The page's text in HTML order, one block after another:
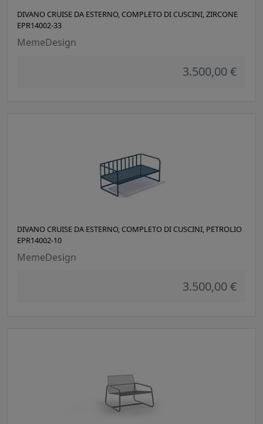
DIVANO CRUISE DA ESTERNO, COMPLETO DI CUSCINI, ZIRCONE
EPR14002-33
MemeDesign
3.500,00 €
DIVANO CRUISE DA ESTERNO, COMPLETO DI CUSCINI, PETROLIO
EPR14002-10
MemeDesign
3.500,00 €